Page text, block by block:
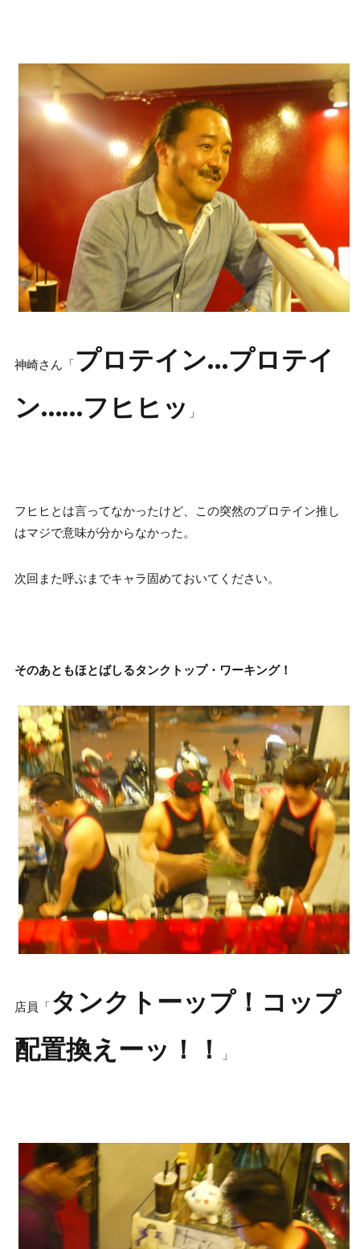
神崎さん「プロテイン…プロテイ
ン……フヒヒッ 」
フヒヒとは言ってなかったけど、この突然のプロテイン推し
はマジで意味が分からなかった。
次回また呼ぶまでキャラ固めておいてください。
そのあともほとばしるタンクトップ・ワーキング！
店員「 タンクトーップ！コップ
配置換えーッ！！
」